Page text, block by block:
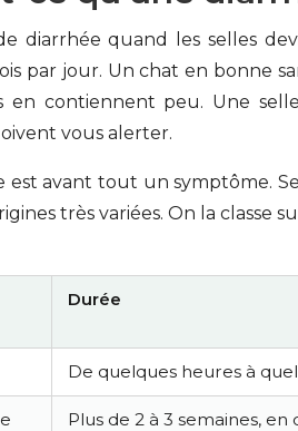
diarrhée quand les selles
par jour. Un chat en bonne
en contiennent peu. Une
vous alerter.
est avant tout un symptôme.
très variées. On la classe
Durée
De quelques heures à
Plus de 2 à 3 semaines, en